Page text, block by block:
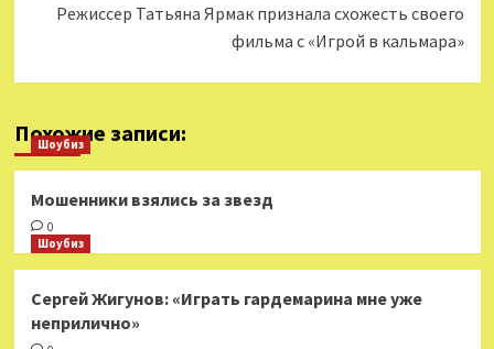
Режиссер Татьяна Ярмак признала схожесть своего
фильма с «Игрой в кальмара»
Похожие записи:
Шоубиз
Мошенники взялись за звезд
0
Шоубиз
Сергей Жигунов: «Играть гардемарина мне уже
неприлично»